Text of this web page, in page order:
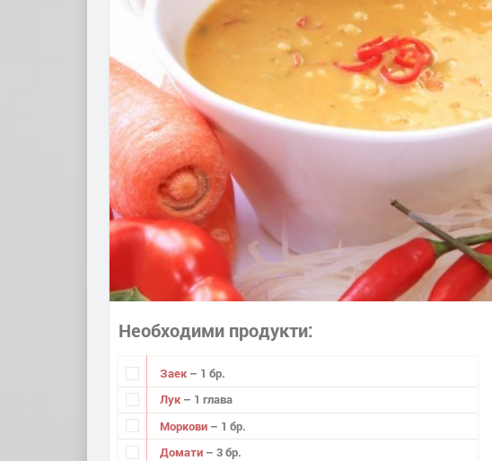
Необходими продукти
Заек – 1 бр.
Лук – 1 глава
Моркови – 1 бр.
Домати – 3 бр.